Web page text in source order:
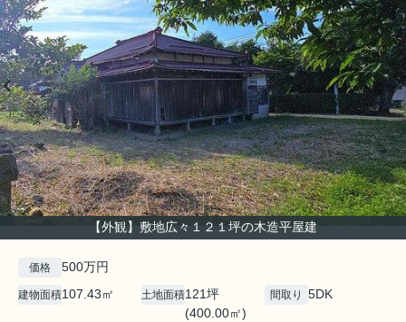
【外観】敷地広々１２１坪の木造平屋建
価格 500万円
建物面積107.43㎡ 土地面積121坪
(400.00㎡)
間取り 5DK